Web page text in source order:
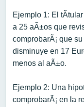
Ejemplo 1: El
a 25 aÃ±os que
comprobarÃ¡ que
disminuye en 17
menos al aÃ±o.
Ejemplo 2: Una
comprobarÃ¡ en la